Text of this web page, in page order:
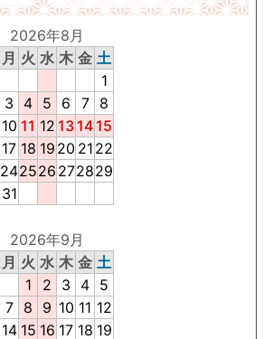
2026年8月
月 火 水 木 金 土
1
3 4 5 6 7
8
10 11 12 13 14 15
17 18 19 20 21 22
242526 272829
31
2026年9月
月 火 水 木 金 土
1
2 3 4 5
7 8 9 10 11 12
14 15 16 17 18 19